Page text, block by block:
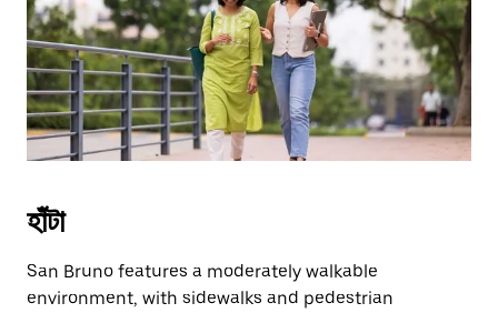
escape
button
to
close
the
calendar.
হাঁটা
San Bruno features a moderately walkable
environment, with sidewalks and pedestrian